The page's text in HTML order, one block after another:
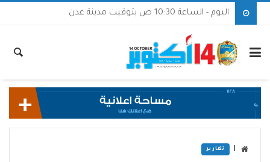
اليوم - الساعة 10:30 ص بتوقيت مدينة عدن
تقارير